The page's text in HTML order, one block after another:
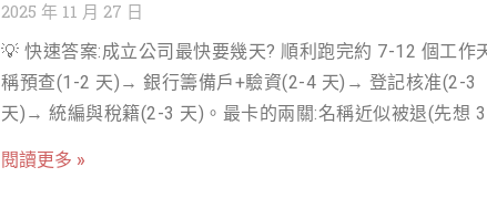
不符（如在住宅區登記辦公室），可能違反《都市計畫法》或
《建築法》，面臨 6 至 30 萬元罰鍰並需限期改善或遷址。
登記風險三：房東與親友的稅務連帶責任：無
遵循之間的掙扎與焦慮。接下來，我們將深入這些議題，提
全面的解析與借址登記避雷指南。 PTT 上深度解析與實用
三. 深度解析：借址登記是什麼？合法性與法源依據 借址登記
又稱虛擬辦公室（Virtual Office），指的是公司或行號將其
的場所，但實際上並未租用該處的實體辦公空間。 四. 法律基
設立流程跑，時間真的只要 2～3 週嗎？還是只是說說？」
經濟部最新統計數據，截至 2024 年底，全台公司登記現有家
已突破 78 萬家，其中「批發及零售業」佔比最高，達
這龐大的數字背後，是無數創業者對未來的期盼與努力。然
2025 年 11 月 27 日
💡 快速答案:成立公司最快要幾天? 順利跑完約 7-12 個工作
稱預查(1-2 天)→ 銀行籌備戶+驗資(2-4 天)→ 登記核准(2-3
天)→ 統編與稅籍(2-3 天)。最卡的兩關:名稱近似被退(先想 3
閱讀更多 »